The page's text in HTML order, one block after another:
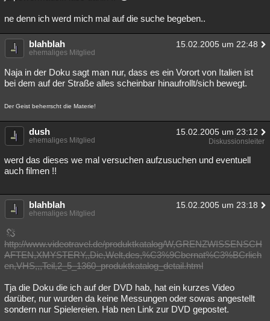
Besucht Teilgenommen Alle Neue Geschlossen
Lesenswert
ne denn ich werd mich mal auf die suche begeben..
blahblah 15.02.2005 um 22:48
ehemaliges Mitglied
Naja in der Doku sagt man nur, dass es ein Vorort von Italien ist
bei dem auf der Straße alles scheinbar hinaufrollt/sich bewegt.
Der Geist beherrscht die Materie!
dush 15.02.2005 um 23:12
ehemaliges Mitglied Diskussionsleiter
werd das dieses we mal versuchen aufzusuchen und eventuell
auch filmen !!
blahblah 15.02.2005 um 23:18
ehemaliges Mitglied
http://www.videotravel.de/produktkatalog/W,GRENZWISSENSCH
AFTEN,XMYSTERY,,Die,Welt,des,%C3%9Cbernat%C3%BCrlich
en,VHS,,,Teil,2_5_1360_produktkatalog_detail.html
Tja die Doku die ich auf der DVD hab, hat ein kurzes Video
darüber, nur wurden da keine Messungen oder sowas angestellt
sondern nur Spielereien. Hab nen Link zur DVD gepostet.